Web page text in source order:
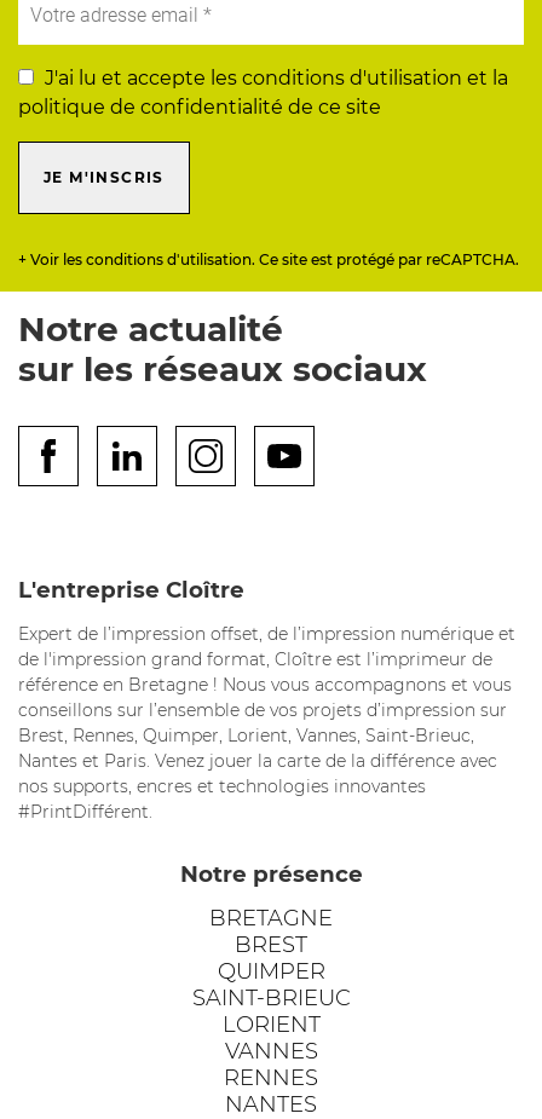
J'ai lu et accepte les conditions d'utilisation et la
politique de confidentialité de ce site
JE M'INSCRIS
+ Voir les conditions d'utilisation. Ce site est protégé par reCAPTCHA.
Notre actualité
sur les réseaux sociaux
L'entreprise Cloître
Expert de l’impression offset, de l’impression numérique et
de l'impression grand format, Cloître est l’imprimeur de
référence en Bretagne ! Nous vous accompagnons et vous
conseillons sur l’ensemble de vos projets d’impression sur
Brest, Rennes, Quimper, Lorient, Vannes, Saint-Brieuc,
Nantes et Paris. Venez jouer la carte de la différence avec
nos supports, encres et technologies innovantes
#PrintDifférent.
Notre présence
BRETAGNE
BREST
QUIMPER
SAINT-BRIEUC
LORIENT
VANNES
RENNES
NANTES